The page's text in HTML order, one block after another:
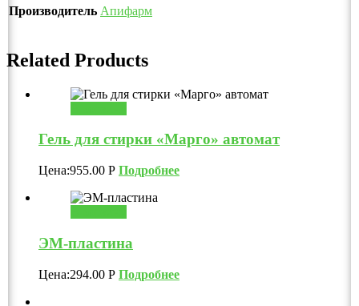
Производитель Апифарм
Related Products
Гель для стирки «Марго» автомат
Цена:955.00 Р Подробнее
ЭМ-пластина
Цена:294.00 Р Подробнее